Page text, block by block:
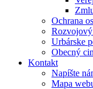
Ochrana
Urbárske
Obecný
Kontakt
Napíšte
Mapa